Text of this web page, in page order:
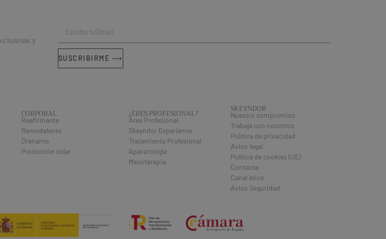
y
SUSCRIBIRME ⟶
CORPORAL
Reafirmante
Remodelante
Drenante
Protección solar
¿ERES PROFESIONAL​?
Área Profesional
Skeyndor Experience
Tratamiento Profesional
Aparatología
Mesoterapia
SKEYNDOR
Nuestro compromiso
Trabaja con nosotros
Política de privacidad
Aviso legal
Política de cookies (UE)
Contacta
Canal ético
Aviso Seguridad